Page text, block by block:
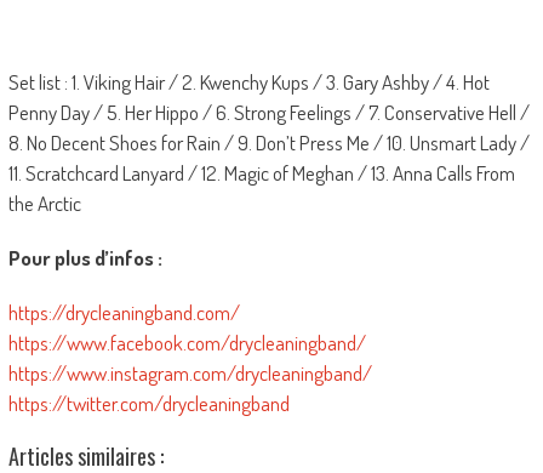
Set list : 1. Viking Hair / 2. Kwenchy Kups / 3. Gary Ashby / 4. Hot
Penny Day / 5. Her Hippo / 6. Strong Feelings / 7. Conservative Hell /
8. No Decent Shoes for Rain / 9. Don’t Press Me / 10. Unsmart Lady /
11. Scratchcard Lanyard / 12. Magic of Meghan / 13. Anna Calls From
the Arctic
Pour plus d’infos :
https://drycleaningband.com/
https://www.facebook.com/drycleaningband/
https://www.instagram.com/drycleaningband/
https://twitter.com/drycleaningband
Articles similaires :